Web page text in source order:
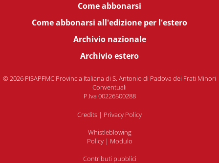
Come abbonarsi
Come abbonarsi all'edizione per l'estero
Archivio nazionale
Archivio estero
© 2026 PISAPFMC Provincia Italiana di S. Antonio di Padova dei Frati Minori
Conventuali
P.Iva 00226500288
Credits | Privacy Policy
Whistleblowing
Policy| Modulo
Contributi pubblici